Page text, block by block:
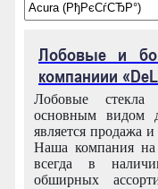
Лобовые и
компаниии
Лобовые
основным видом
является продажа и
Наша компания на
всегда в
обширных